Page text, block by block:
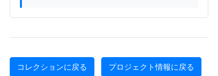
コレクションに戻る プロジェクト情報に戻る